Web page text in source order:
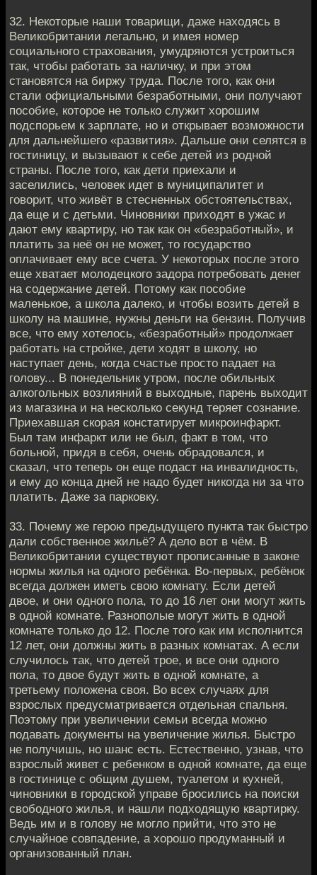
32. Некоторые наши товарищи, даже находясь в
Великобритании легально, и имея номер
социального страхования, умудряются устроиться
так, чтобы работать за наличку, и при этом
становятся на биржу труда. После того, как они
стали официальными безработными, они получают
пособие, которое не только служит хорошим
подспорьем к зарплате, но и открывает возможности
для дальнейшего «развития». Дальше они селятся в
гостиницу, и вызывают к себе детей из родной
страны. После того, как дети приехали и
заселились, человек идет в муниципалитет и
говорит, что живёт в стесненных обстоятельствах,
да еще и с детьми. Чиновники приходят в ужас и
дают ему квартиру, но так как он «безработный», и
платить за неё он не может, то государство
оплачивает ему все счета. У некоторых после этого
еще хватает молодецкого задора потребовать денег
на содержание детей. Потому как пособие
маленькое, а школа далеко, и чтобы возить детей в
школу на машине, нужны деньги на бензин. Получив
все, что ему хотелось, «безработный» продолжает
работать на стройке, дети ходят в школу, но
наступает день, когда счастье просто падает на
голову... В понедельник утром, после обильных
алкогольных возлияний в выходные, парень выходит
из магазина и на несколько секунд теряет сознание.
Приехавшая скорая констатирует микроинфаркт.
Был там инфаркт или не был, факт в том, что
больной, придя в себя, очень обрадовался, и
сказал, что теперь он еще подаст на инвалидность,
и ему до конца дней не надо будет никогда ни за что
платить. Даже за парковку.
33. Почему же герою предыдущего пункта так быстро
дали собственное жильё? А дело вот в чём. В
Великобритании существуют прописанные в законе
нормы жилья на одного ребёнка. Во-первых, ребёнок
всегда должен иметь свою комнату. Если детей
двое, и они одного пола, то до 16 лет они могут жить
в одной комнате. Разнополые могут жить в одной
комнате только до 12. После того как им исполнится
12 лет, они должны жить в разных комнатах. А если
случилось так, что детей трое, и все они одного
пола, то двое будут жить в одной комнате, а
третьему положена своя. Во всех случаях для
взрослых предусматривается отдельная спальня.
Поэтому при увеличении семьи всегда можно
подавать документы на увеличение жилья. Быстро
не получишь, но шанс есть. Естественно, узнав, что
взрослый живет с ребенком в одной комнате, да еще
в гостинице с общим душем, туалетом и кухней,
чиновники в городской управе бросились на поиски
свободного жилья, и нашли подходящую квартирку.
Ведь им и в голову не могло прийти, что это не
случайное совпадение, а хорошо продуманный и
организованный план.